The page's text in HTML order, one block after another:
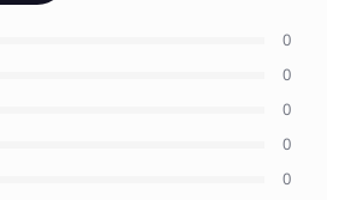
0
0
0
0
0